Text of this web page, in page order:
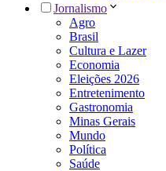
Jornalismo
Agro
Brasil
Cultura e Lazer
Economia
Eleições 2026
Entretenimento
Gastronomia
Minas Gerais
Mundo
Política
Saúde